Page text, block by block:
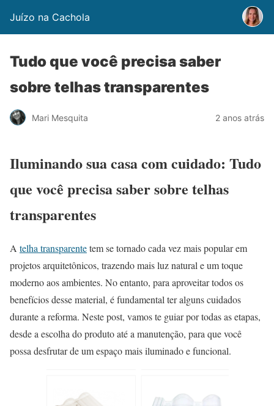
Juízo na Cachola
Tudo que você precisa saber
sobre telhas transparentes
Mari Mesquita 2 anos atrás
Iluminando sua casa com cuidado: Tudo
que você precisa saber sobre telhas
transparentes
A telha transparentetem se tornado cada vez mais popular em
projetos arquitetônicos, trazendo mais luz natural e um toque
moderno aos ambientes. No entanto, para aproveitar todos os
benefícios desse material, é fundamental ter alguns cuidados
durante a reforma. Neste post, vamos te guiar por todas as etapas,
desde a escolha do produto até a manutenção, para que você
possa desfrutar de um espaço mais iluminado e funcional.